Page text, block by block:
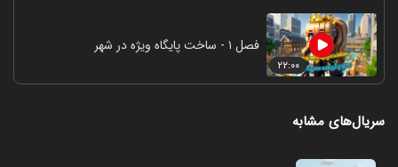
۲۲:۰۰
فصل ۱ - ساخت پایگاه ویژه در شهر
سریال‌های مشابه